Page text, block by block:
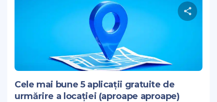
Stare de
Cele mai bune 5 aplicații gratuite de
urmărire a locației (aproape aproape)